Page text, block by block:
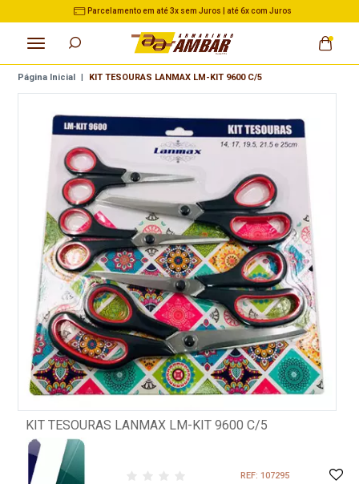
Parcelamento em até 3x sem Juros | até 6x com Juros
Página Inicial | KIT TESOURAS LANMAX LM-KIT 9600 C/5
KIT TESOURAS LANMAX LM-KIT 9600 C/5
REF: 107295